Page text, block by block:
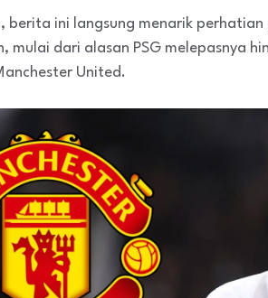
berita ini langsung menarik
mulai dari alasan PSG melepasnya
United.